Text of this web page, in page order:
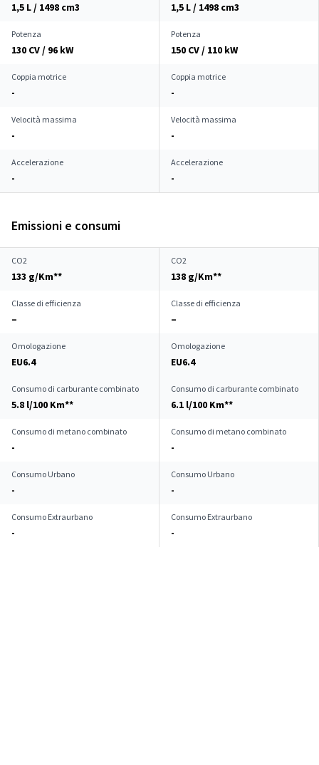
1,5 L / 1498 cm3 1,5 L / 1498 cm3
Potenza
130 CV / 96 kW
Potenza
150 CV / 110 kW
Coppia motrice
-
Coppia motrice
-
Velocità massima
-
Velocità massima
-
Accelerazione
-
Accelerazione
-
Emissioni e consumi
CO2
133 g/Km**
CO2
138 g/Km**
Classe di efficienza
–
Classe di efficienza
–
Omologazione
EU6.4
Omologazione
EU6.4
Consumo di carburante combinato
5.8 l/100 Km**
Consumo di carburante combinato
6.1 l/100 Km**
Consumo di metano combinato
-
Consumo di metano combinato
-
Consumo Urbano
-
Consumo Urbano
-
Consumo Extraurbano
-
Consumo Extraurbano
-